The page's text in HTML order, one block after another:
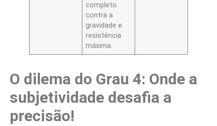
completo
contra a
gravidade e
resistência
máxima.
O dilema do Grau 4: Onde a
subjetividade desafia a
precisão!